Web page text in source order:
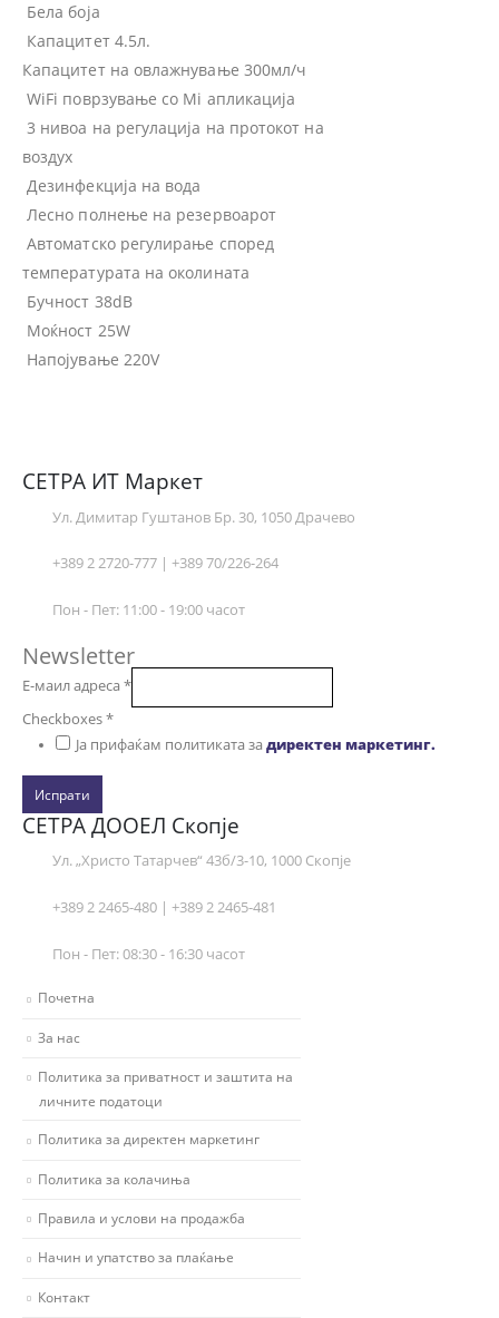
Бела боја
Капацитет 4.5л.
Капацитет на овлажнување 300мл/ч
WiFi поврзување со Mi апликација
3 нивоа на регулација на протокот на
воздух
Дезинфекција на вода
Лесно полнење на резервоарот
Автоматско регулирање според
температурата на околината
Бучност 38dB
Моќност 25W
Напојување 220V
СЕТРА ИТ Маркет
Ул. Димитар Гуштанов Бр. 30, 1050 Драчево
+389 2 2720-777 | +389 70/226-264
Пон - Пет: 11:00 - 19:00 часот
Newsletter
Е-маил адреса*
Checkboxes*
Ја прифаќам политиката задиректен маркетинг.
Испрати
СЕТРА ДООЕЛ Скопје
Ул. „Христо Татарчев“ 43б/3-10, 1000 Скопје
+389 2 2465-480 | +389 2 2465-481
Пон - Пет: 08:30 - 16:30 часот
Почетна
За нас
Политика за приватност и заштита на
личните податоци
Политика за директен маркетинг
Политика за колачиња
Правила и услови на продажба
Начин и упатство за плаќање
Контакт